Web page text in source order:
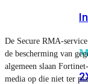
De Secure RMA-
de bescherming van
algemeen slaan
media op die niet ter